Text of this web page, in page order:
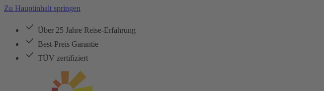
Zu Hauptinhalt springen
Über 25 Jahre Reise-Erfahrung
Best-Preis Garantie
TÜV zertifiziert